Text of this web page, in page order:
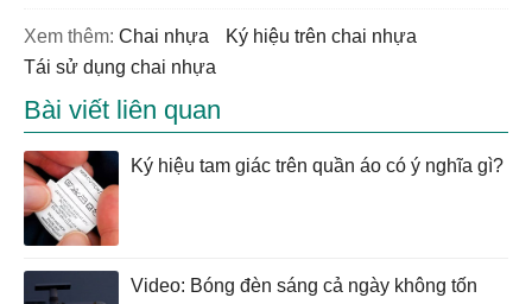
Xem thêm: chai nhựa
ký hiệu trên chai nhựa
tái sử dụng chai nhựa
Bài viết liên quan
Ký hiệu tam giác trên quần áo có ý nghĩa gì?
Video: Bóng đèn sáng cả ngày không tốn